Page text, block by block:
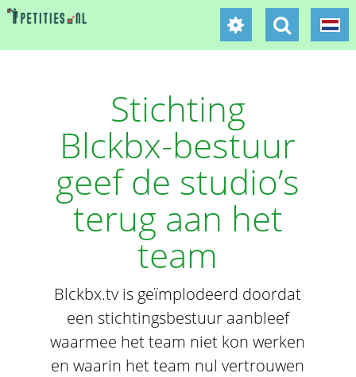
Stichting
Blckbx-bestuur
geef de studio’s
terug aan het
team
Blckbx.tv is geïmplodeerd doordat
een stichtingsbestuur aanbleef
waarmee het team niet kon werken
en waarin het team nul vertrouwen